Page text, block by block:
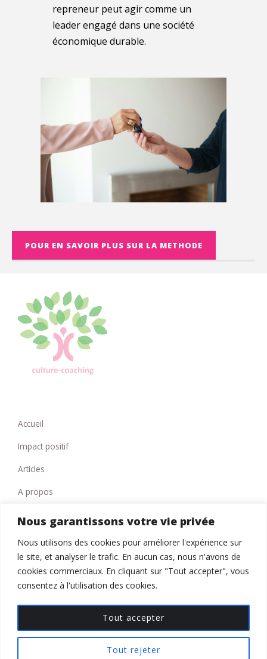
Nous garantissons votre vie privée
Nous utilisons des cookies pour améliorer l'expérience sur
le site, et analyser le trafic. En aucun cas, nous n'avons de
cookies commerciaux. En cliquant sur "Tout accepter", vous
consentez à l'utilisation des cookies.
Tout rejeter
Tout accepter
repreneur peut agir comme un
leader engagé dans une société
économique durable.
POUR EN SAVOIR PLUS SUR LA METHODE
Accueil
Impact positif
Articles
A propos
Politique de confidentialité
Copyright © | 2026 culture-coaching